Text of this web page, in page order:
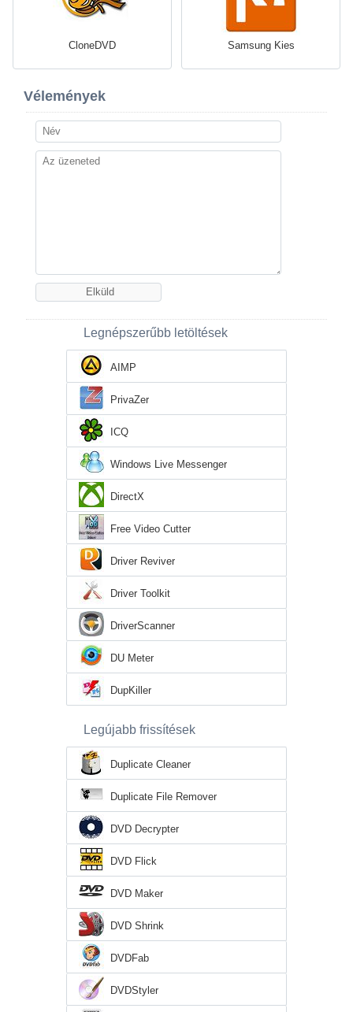
CloneDVD Samsung Kies
Vélemények
Legnépszerűbb letöltések
AIMP
PrivaZer
ICQ
Windows Live Messenger
DirectX
Free Video Cutter
Driver Reviver
Driver Toolkit
DriverScanner
DU Meter
DupKiller
Legújabb frissítések
Duplicate Cleaner
Duplicate File Remover
DVD Decrypter
DVD Flick
DVD Maker
DVD Shrink
DVDFab
DVDStyler